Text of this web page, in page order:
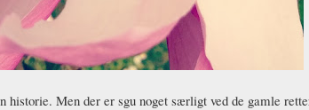
Men der er sgu noget særligt ved de gamle